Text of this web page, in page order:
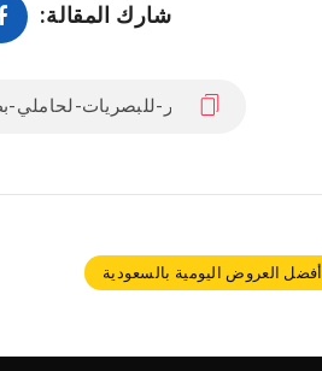
شارك المقالة:
أفضل العروض اليومية بالسعودية